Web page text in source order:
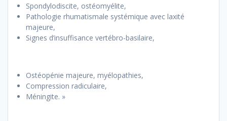
Spondylodiscite, ostéomyélite,
Pathologie rhumatismale systémique avec laxité
majeure,
Signes d’insuffisance vertébro-basilaire,
Ostéopénie majeure, myélopathies,
Compression radiculaire,
Méningite. »